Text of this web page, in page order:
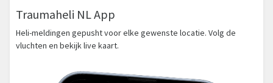
Traumaheli NL App
Heli-meldingen gepusht voor elke gewenste locatie. Volg de
vluchten en bekijk live kaart.